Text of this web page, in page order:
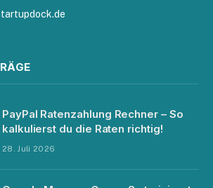
PayPal Ratenzahlung Rechner – So
kalkulierst du die Raten richtig!
28. Juli 2026